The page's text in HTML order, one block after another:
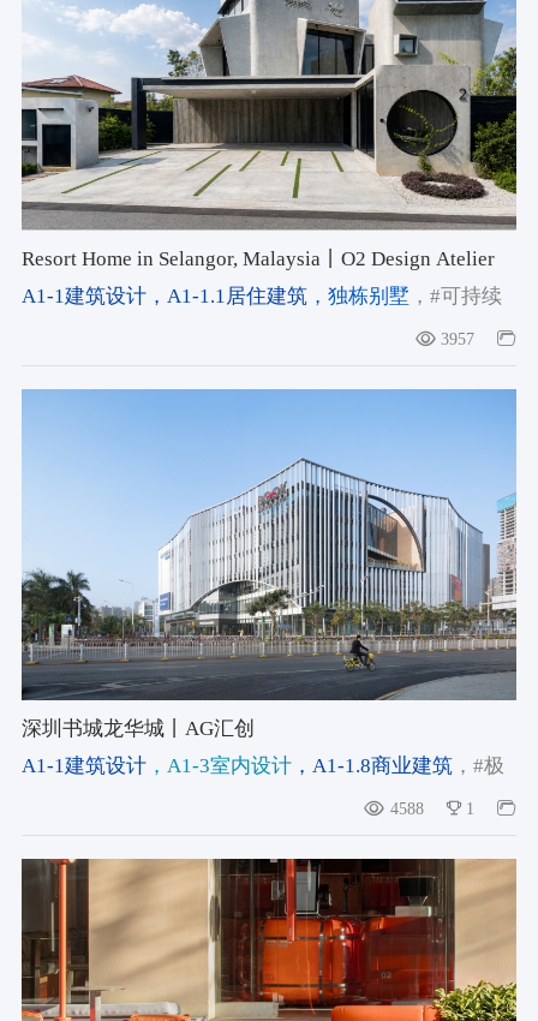
Resort Home in Selangor, Malaysia丨O2 Design Atelier
A1-1建筑设计，A1-1.1居住建筑，独栋别墅 ，#可持续
3957
深圳书城龙华城丨AG汇创
A1-1建筑设计，A1-3室内设计，A1-1.8商业建筑，#极
4588 1